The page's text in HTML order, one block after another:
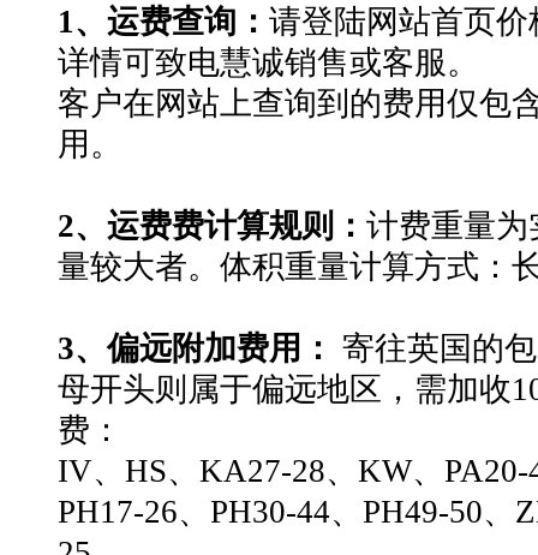
1、运费查询： 请登陆网站首页
详情可致电慧诚销售或客服。
客户在网站上查询到的费用仅包
用。
2、运费费计算规则： 计费重量
量较大者。体积重量计算方式：
3、偏远附加费用： 寄往英国的
母开头则属于偏远地区，需加收
费：
IV、HS、KA27-28、KW、PA20-
PH17-26、PH30-44、PH49-50、